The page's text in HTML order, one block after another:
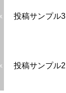
投稿サンプル3
投稿サンプル2